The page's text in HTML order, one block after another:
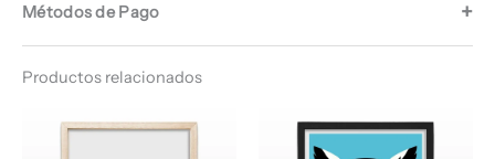
Métodos de Pago
Productos relacionados
de
de